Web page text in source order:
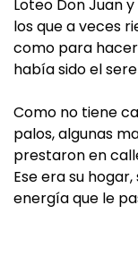
Loteo Don Juan
los que a veces
como para
había sido el
Como no tiene
palos, algunas
prestaron en
Ese era su
energía que le